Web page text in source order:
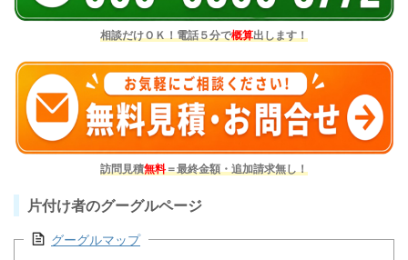
相談だけＯＫ！電話５分で概算出します！
訪問見積無料 ＝最終金額・追加請求無し！
片付け者のグーグルページ
グーグルマップ